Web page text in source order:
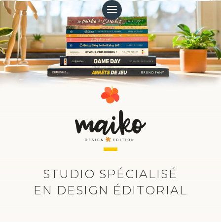
STUDIO SPÉCIALISÉ
EN DESIGN ÉDITORIAL